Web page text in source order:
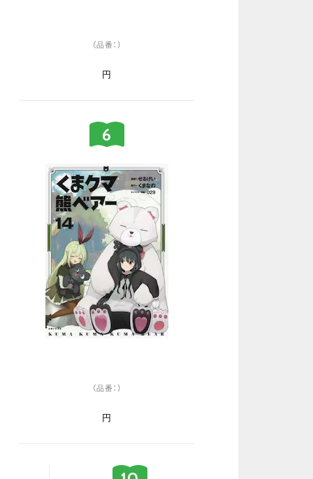
（品番：）
円
（品番：）
円